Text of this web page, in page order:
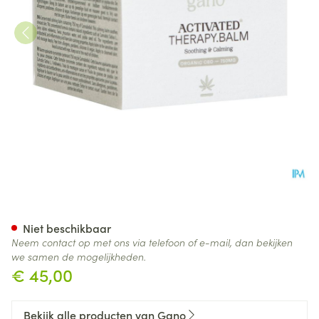
€ 45,00
Niet beschikbaar
Neem contact op met ons via telefoon of e-mail, dan bekijken
we samen de mogelijkheden.
Bekijk alle producten van Gano